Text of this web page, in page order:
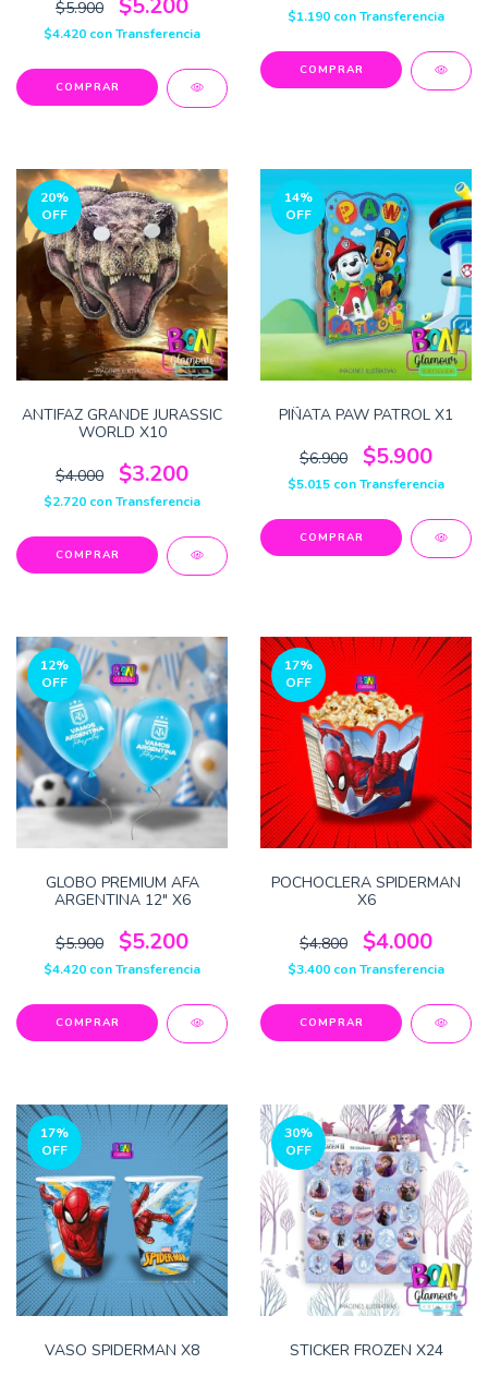
$5.900 $5.200
$4.420 conTransferencia
$1.190 conTransferencia
20%
OFF
ANTIFAZ GRANDE JURASSIC
WORLD X10
$4.000 $3.200
$2.720 conTransferencia
14%
OFF
PIÑATA PAW PATROL X1
$6.900 $5.900
$5.015 conTransferencia
12%
OFF
GLOBO PREMIUM AFA
ARGENTINA 12" X6
$5.900 $5.200
$4.420 conTransferencia
17%
OFF
POCHOCLERA SPIDERMAN
X6
$4.800 $4.000
$3.400 conTransferencia
17%
OFF
VASO SPIDERMAN X8
30%
OFF
STICKER FROZEN X24